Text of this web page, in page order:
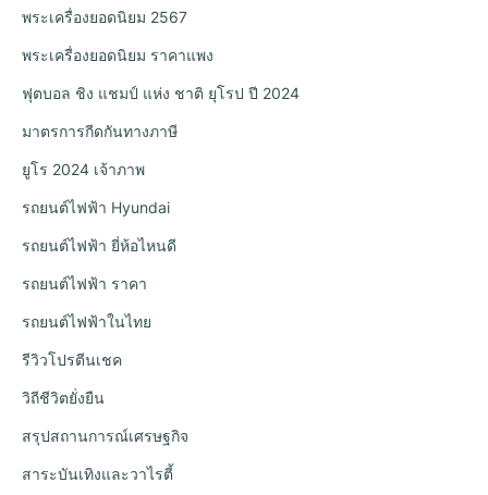
พระเครื่องยอดนิยม 2567
พระเครื่องยอดนิยม ราคาแพง
ฟุตบอล ชิง แชมป์ แห่ง ชาติ ยุโรป ปี 2024
มาตรการกีดกันทางภาษี
ยูโร 2024 เจ้าภาพ
รถยนต์ไฟฟ้า Hyundai
รถยนต์ไฟฟ้า ยี่ห้อไหนดี
รถยนต์ไฟฟ้า ราคา
รถยนต์ไฟฟ้าในไทย
รีวิวโปรตีนเชค
วิถีชีวิตยั่งยืน
สรุปสถานการณ์เศรษฐกิจ
สาระบันเทิงและวาไรตี้